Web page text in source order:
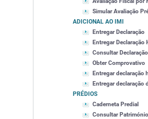
Simular Avaliação
ADICIONAL AO IMI
Entregar Declaração
Entregar Declaração
Consultar Declaração
Obter Comprovativo
Entregar declaração
Entregar declaração
PRÉDIOS
Caderneta Predial
Consultar